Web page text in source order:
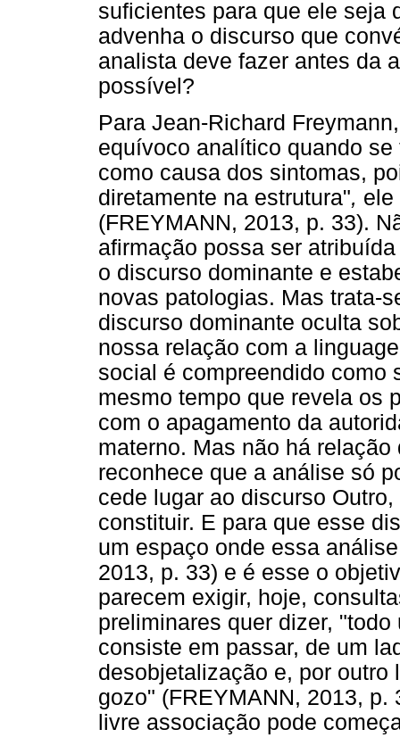
suficientes para que ele seja
advenha o discurso que
analista deve fazer antes da
possível?
Para Jean-Richard
equívoco analítico quando
como causa dos sintomas,
diretamente na estrutura", ele
(FREYMANN, 2013, p. 33).
afirmação possa ser
o discurso dominante e
novas patologias. Mas trata-
discurso dominante oculta
nossa relação com a
social é compreendido como
mesmo tempo que revela os
com o apagamento da
materno. Mas não há
reconhece que a análise só
cede lugar ao discurso
constituir. E para que esse
um espaço onde essa
2013, p. 33) e é esse o
parecem exigir, hoje,
preliminares quer dizer,
consiste em passar, de um
desobjetalização e, por outro
gozo" (FREYMANN, 2013,
livre associação pode